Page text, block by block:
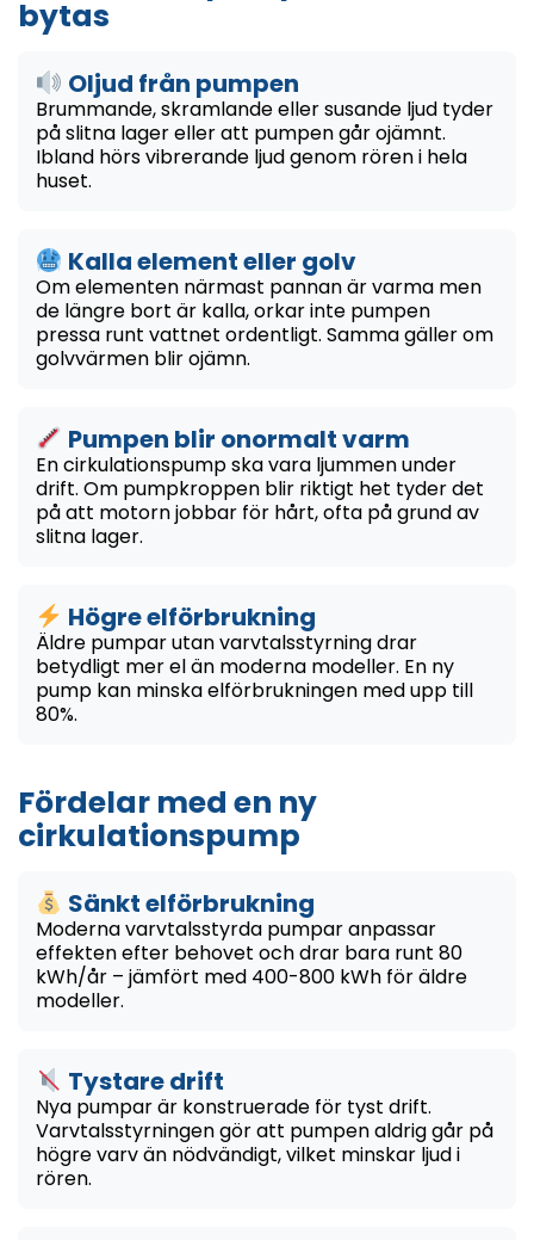
bytas
Oljud från pumpen
Brummande, skramlande eller susande ljud tyder
på slitna lager eller att pumpen går ojämnt.
Ibland hörs vibrerande ljud genom rören i hela
huset.
Kalla element eller golv
Om elementen närmast pannan är varma men
de längre bort är kalla, orkar inte pumpen
pressa runt vattnet ordentligt. Samma gäller om
golvvärmen blir ojämn.
Pumpen blir onormalt varm
En cirkulationspump ska vara ljummen under
drift. Om pumpkroppen blir riktigt het tyder det
på att motorn jobbar för hårt, ofta på grund av
slitna lager.
Högre elförbrukning
Äldre pumpar utan varvtalsstyrning drar
betydligt mer el än moderna modeller. En ny
pump kan minska elförbrukningen med upp till
80%.
Fördelar med en ny
cirkulationspump
Sänkt elförbrukning
Moderna varvtalsstyrda pumpar anpassar
effekten efter behovet och drar bara runt 80
kWh/år – jämfört med 400-800 kWh för äldre
modeller.
Tystare drift
Nya pumpar är konstruerade för tyst drift.
Varvtalsstyrningen gör att pumpen aldrig går på
högre varv än nödvändigt, vilket minskar ljud i
rören.